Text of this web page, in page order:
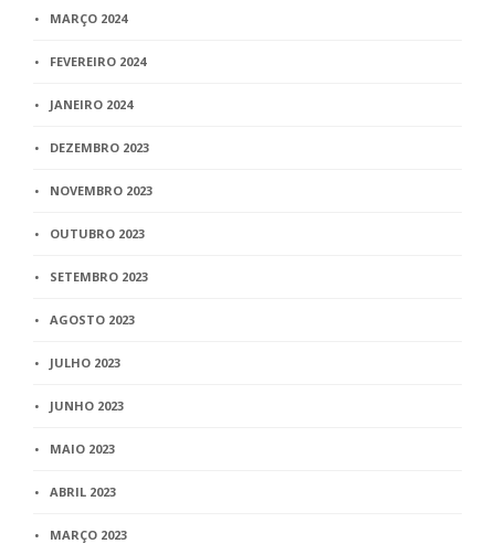
MARÇO 2024
FEVEREIRO 2024
JANEIRO 2024
DEZEMBRO 2023
NOVEMBRO 2023
OUTUBRO 2023
SETEMBRO 2023
AGOSTO 2023
JULHO 2023
JUNHO 2023
MAIO 2023
ABRIL 2023
MARÇO 2023